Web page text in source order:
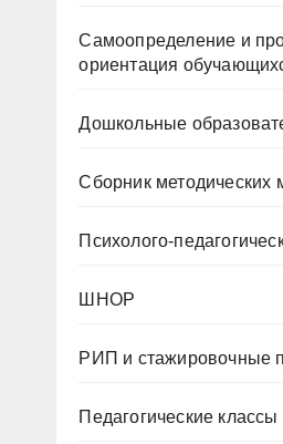
Самоопределение и
ориентация
Дошкольные
Сборник методических
Психолого-
ШНОР
РИП и стажировочные
Педагогические классы